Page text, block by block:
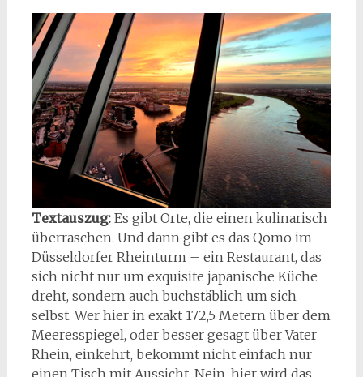
Textauszug: Es gibt Orte, die einen kulinarisch
überraschen. Und dann gibt es das Qomo im
Düsseldorfer Rheinturm – ein Restaurant, das
sich nicht nur um exquisite japanische Küche
dreht, sondern auch buchstäblich um sich
selbst. Wer hier in exakt 172,5 Metern über dem
Meeresspiegel, oder besser gesagt über Vater
Rhein, einkehrt, bekommt nicht einfach nur